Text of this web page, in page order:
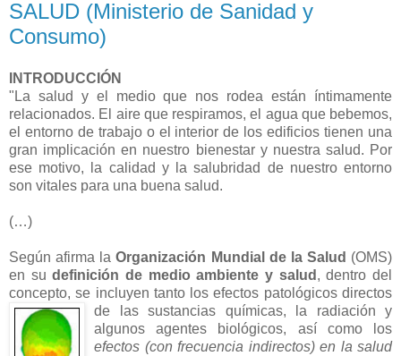
SALUD (Ministerio de Sanidad y
Consumo)
INTRODUCCIÓN
"La salud y el medio que nos rodea están íntimamente
relacionados. El aire que respiramos, el agua que bebemos,
el entorno de trabajo o el interior de los edificios tienen una
gran implicación en nuestro bienestar y nuestra salud. Por
ese motivo, la calidad y la salubridad de nuestro entorno
son vitales para una buena salud.
(…)
Según afirma laOrganización Mundial de la Salud (OMS)
en sudefinición de medio ambiente y salud , dentro del
concepto, se incluyen tanto los efectos patológicos directos
de las sustancias químicas, la radiación y
algunos agentes biológicos, así como los
efectos (con frecuencia indirectos) en la salud